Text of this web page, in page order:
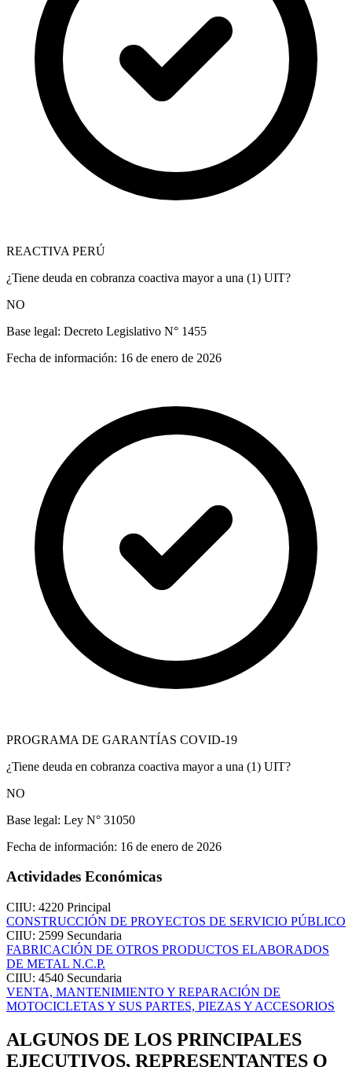
REACTIVA PERÚ
¿Tiene deuda en cobranza coactiva mayor a una (1) UIT?
NO
Base legal: Decreto Legislativo N° 1455
Fecha de información: 16 de enero de 2026
PROGRAMA DE GARANTÍAS COVID-19
¿Tiene deuda en cobranza coactiva mayor a una (1) UIT?
NO
Base legal: Ley N° 31050
Fecha de información: 16 de enero de 2026
Actividades Económicas
CIIU: 4220 Principal
CONSTRUCCIÓN DE PROYECTOS DE SERVICIO PÚBLICO
CIIU: 2599 Secundaria
FABRICACIÓN DE OTROS PRODUCTOS ELABORADOS
DE METAL N.C.P.
CIIU: 4540 Secundaria
VENTA, MANTENIMIENTO Y REPARACIÓN DE
MOTOCICLETAS Y SUS PARTES, PIEZAS Y ACCESORIOS
ALGUNOS DE LOS PRINCIPALES
EJECUTIVOS, REPRESENTANTES O